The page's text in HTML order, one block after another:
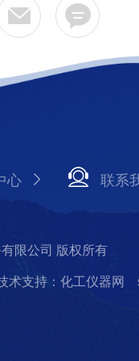
心 联系
限公司 版权所有
术支持：化工仪器网